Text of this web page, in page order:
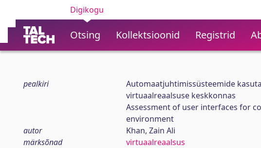
Digikogu
Otsing Kollektsioonid Registrid
pealkiri
Automaatjuhtimissüsteemide
virtuaalreaalsuse keskkonnas
Assessment of user interfaces for
environment
autor
Khan, Zain Ali
märksõnad
virtuaalreaalsus